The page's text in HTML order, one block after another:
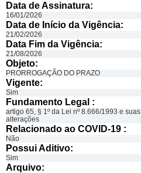
Data de Assinatura:
16/01/2026
Data de Início da Vigência:
21/02/2026
Data Fim da Vigência:
21/08/2026
Objeto:
PRORROGAÇÃO DO PRAZO
Vigente:
Sim
Fundamento Legal :​
artigo 65, § 1º da Lei nº 8.666/1993 e suas
alterações
Relacionado ao COVID-19 :​
Não
Possui Aditivo:​
Sim
Arquivo: